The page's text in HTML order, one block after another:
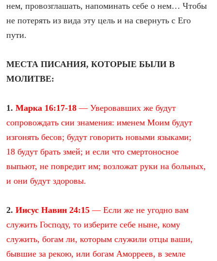
нем, провозглашать, напоминать себе о нем… Чтобы
не потерять из вида эту цель и на свернуть с Его
пути.
МЕСТА ПИСАНИЯ, КОТОРЫЕ БЫЛИ В
МОЛИТВЕ:
1. Марка 16:17-18 — Уверовавших же будут
сопровождать сии знамения: именем Моим будут
изгонять бесов; будут говорить новыми языками;
18 будут брать змей; и если что смертоносное
выпьют, не повредит им; возложат руки на больных,
и они будут здоровы.
2.Иисус Навин 24:15 — Если же не угодно вам
служить Господу, то изберите себе ныне, кому
служить, богам ли, которым служили отцы ваши,
бывшие за рекою, или богам Аморреев, в земле